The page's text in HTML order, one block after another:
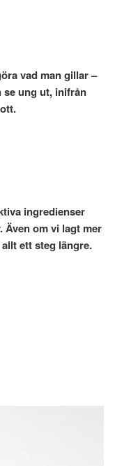
vad man gillar –
se ung ut, inifrån
ingredienser
Även om vi lagt mer
ett steg längre.